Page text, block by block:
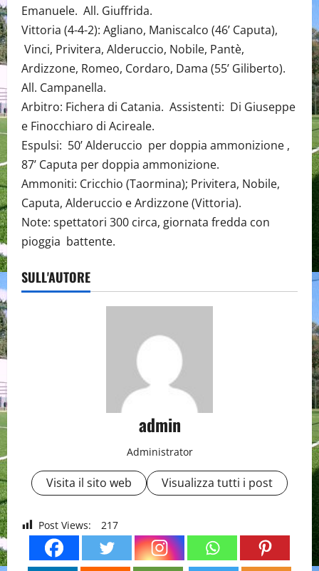
Emanuele. All. Giuffrida.
Vittoria (4-4-2): Agliano, Maniscalco (46’ Caputa),
Vinci, Privitera, Alderuccio, Nobile, Pantè,
Ardizzone, Romeo, Cordaro, Dama (55’ Giliberto).
All. Campanella.
Arbitro: Fichera di Catania. Assistenti: Di Giuseppe
e Finocchiaro di Acireale.
Espulsi: 50’ Alderuccio per doppia ammonizione ,
87’ Caputa per doppia ammonizione.
Ammoniti: Cricchio (Taormina); Privitera, Nobile,
Caputa, Alderuccio e Ardizzone (Vittoria).
Note: spettatori 300 circa, giornata fredda con
pioggia battente.
SULL'AUTORE
admin
Administrator
Visita il sito web Visualizza tutti i post
Post Views: 217